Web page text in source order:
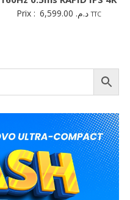
Prix : د.م. TTC